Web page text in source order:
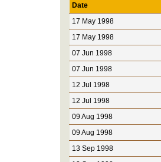
Date
17 May 1998
17 May 1998
07 Jun 1998
07 Jun 1998
12 Jul 1998
12 Jul 1998
09 Aug 1998
09 Aug 1998
13 Sep 1998